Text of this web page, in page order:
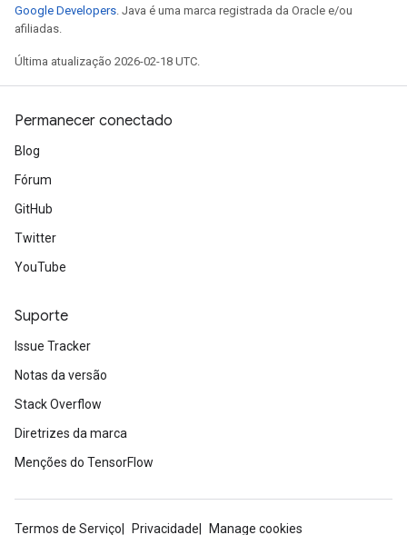
Google Developers. Java é uma marca registrada da Oracle e/ou
afiliadas.
Última atualização 2026-02-18 UTC.
Permanecer conectado
Blog
Fórum
GitHub
Twitter
YouTube
Suporte
Issue Tracker
Notas da versão
Stack Overflow
Diretrizes da marca
Menções do TensorFlow
Termos de Serviço Privacidade Manage cookies